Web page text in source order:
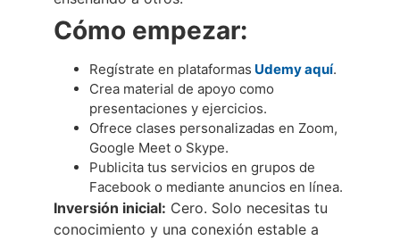
Cómo empezar:
Regístrate en plataformas Udemy aquí.
Crea material de apoyo como
presentaciones y ejercicios.
Ofrece clases personalizadas en Zoom,
Google Meet o Skype.
Publicita tus servicios en grupos de
Facebook o mediante anuncios en línea.
Inversión inicial: Cero. Solo necesitas tu
conocimiento y una conexión estable a